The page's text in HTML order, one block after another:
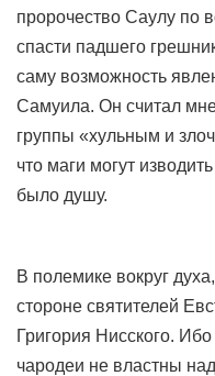
пророчество Саулу по
спасти падшего
саму возможность
Самуила. Он считал
группы «хульным и
что маги могут
было душу.
В полемике вокруг
стороне святителей
Григория Нисского.
чародеи не властны